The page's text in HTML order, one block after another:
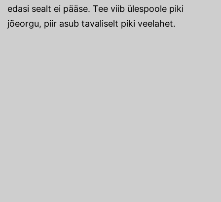
edasi sealt ei pääse. Tee viib ülespoole piki
jõeorgu, piir asub tavaliselt piki veelahet.